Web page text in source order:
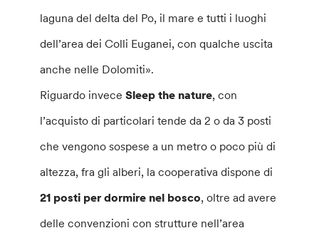
laguna del delta del Po, il mare e tutti i luoghi
dell’area dei Colli Euganei, con qualche uscita
anche nelle Dolomiti».
Riguardo inveceSleep the nature, con
l’acquisto di particolari tende da 2 o da 3 posti
che vengono sospese a un metro o poco più di
altezza, fra gli alberi, la cooperativa dispone di
21 posti per dormire nel bosco, oltre ad avere
delle convenzioni con strutture nell’area